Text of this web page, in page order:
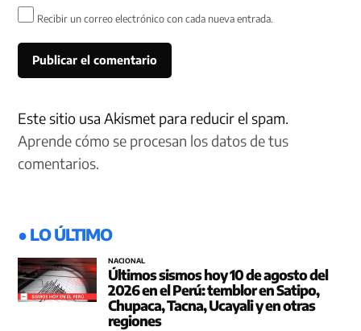
Recibir un correo electrónico con cada nueva entrada.
Este sitio usa Akismet para reducir el spam.
Aprende cómo se procesan los datos de tus
comentarios.
● LO ÚLTIMO
NACIONAL
Últimos sismos hoy 10 de agosto del
2026 en el Perú: temblor en Satipo,
Chupaca, Tacna, Ucayali y en otras
regiones